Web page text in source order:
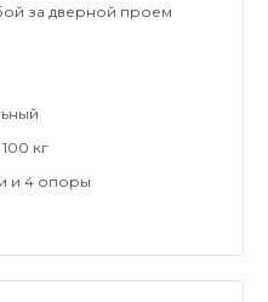
за дверной проем
кг
и 4 опоры